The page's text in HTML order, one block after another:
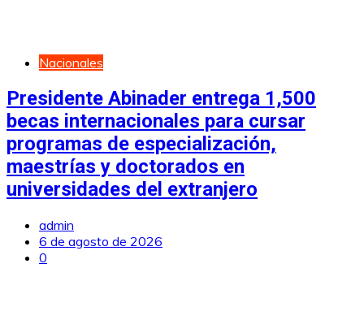
Nacionales
Presidente Abinader entrega 1,500
becas internacionales para cursar
programas de especialización,
maestrías y doctorados en
universidades del extranjero
admin
6 de agosto de 2026
0